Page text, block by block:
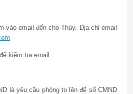
vào email đến cho Thúy. Địa chỉ email
kiểm tra email.
là yêu cầu phóng to lên để số CMND